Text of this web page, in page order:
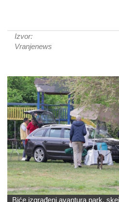
Izvor:
Vranjenews
Biće izgrađeni avantura park,